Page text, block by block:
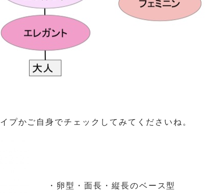
プかご自身でチェックしてみてくださいね。
・卵型・面長・縦長のベース型